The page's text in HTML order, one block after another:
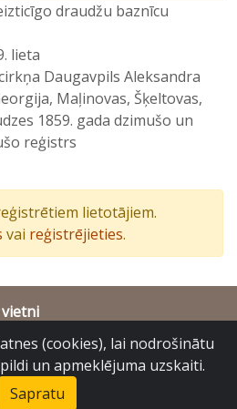
draudžu baznīcu
lieta
Daugavpils Aleksandra
Maļinovas, Šķeltovas,
1859. gada dzimušo un
reģistrs
lietotājiem.
vai reģistrējieties.
paziņojums
Valsts vēstures arhīvs 2007-2026
iela 16, Rīga, LV – 1048
(cookies), lai nodrošinātu
un apmeklējuma uzskaiti.
Sapratu